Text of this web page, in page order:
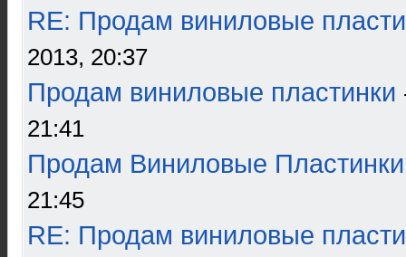
RE: Продам виниловые
2013, 20:37
Продам виниловые пластинки
21:41
Продам Виниловые Пластинки
21:45
RE: Продам виниловые